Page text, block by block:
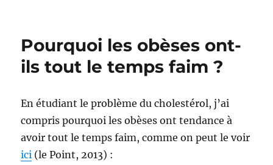
de
coca,
surpoids
problèmes
dentaires
Pourquoi les obèses ont-
ils tout le temps faim ?
En étudiant le problème du cholestérol, j’ai
compris pourquoi les obèses ont tendance à
avoir tout le temps faim, comme on peut le voir
ici (le Point, 2013) :